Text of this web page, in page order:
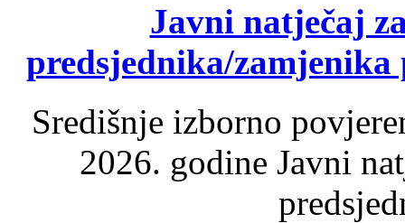
Javni natječaj
predsjednika/
Središnje izborno
2026. godine Javni